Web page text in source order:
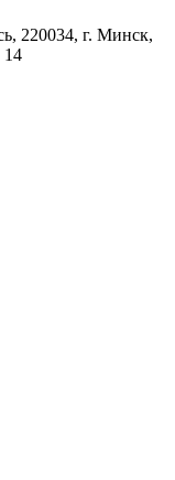
220034, г. Минск,
14